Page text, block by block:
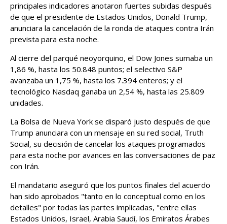
principales indicadores anotaron fuertes subidas después
de que el presidente de Estados Unidos, Donald Trump,
anunciara la cancelación de la ronda de ataques contra Irán
prevista para esta noche.
Al cierre del parqué neoyorquino, el Dow Jones sumaba un
1,86 %, hasta los 50.848 puntos; el selectivo S&P
avanzaba un 1,75 %, hasta los 7.394 enteros; y el
tecnológico Nasdaq ganaba un 2,54 %, hasta las 25.809
unidades.
La Bolsa de Nueva York se disparó justo después de que
Trump anunciara con un mensaje en su red social, Truth
Social, su decisión de cancelar los ataques programados
para esta noche por avances en las conversaciones de paz
con Irán.
El mandatario aseguró que los puntos finales del acuerdo
han sido aprobados "tanto en lo conceptual como en los
detalles" por todas las partes implicadas, "entre ellas
Estados Unidos, Israel, Arabia Saudí, los Emiratos Árabes